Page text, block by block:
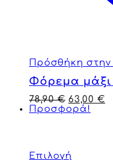
Πρόσθήκη στην
Φόρεμα μάξι
78,90€ 63,00 €
Προσφορά!
Επιλογή